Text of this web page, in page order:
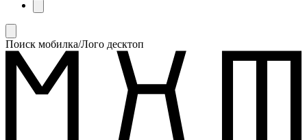
Поиск мобилка/Лого десктоп